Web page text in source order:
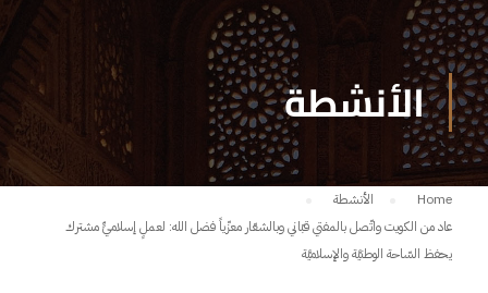
الأنشطة
Home
الأنشطة
عاد من الكويت واتّصل بالمفتي قبّاني وبالشعّار معزّياً فضل الله: لعملٍ إسلاميٍّ مشترك
يحفظ السّاحة الوطنيَّة والإسلاميَّة